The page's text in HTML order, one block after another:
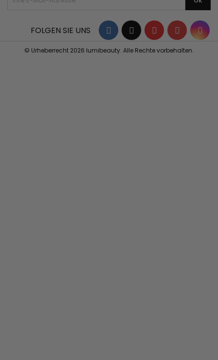
Facebook
TwitterYouTubePinterest
FOLGEN SIE UNS
© Urheberrecht 2026 lumibeauty. Alle Rechte vorbehalten.